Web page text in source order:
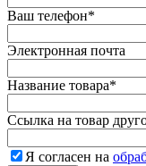
Ваш телефон*
Электронная почта
Название товара*
Ссылка на товар
Я согласен на